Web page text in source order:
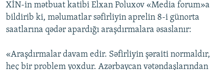
XİN-in mətbuat katibi Elxan Poluxov «Media forum»a
bildirib ki, məlumatlar səfirliyin aprelin 8-i günorta
saatlarına qədər apardığı araşdırmalara əsaslanır:
«Araşdırmalar davam edir. Səfirliyin şəraiti normaldır,
heç bir problem yoxdur. Azərbaycan vətəndaşlarından